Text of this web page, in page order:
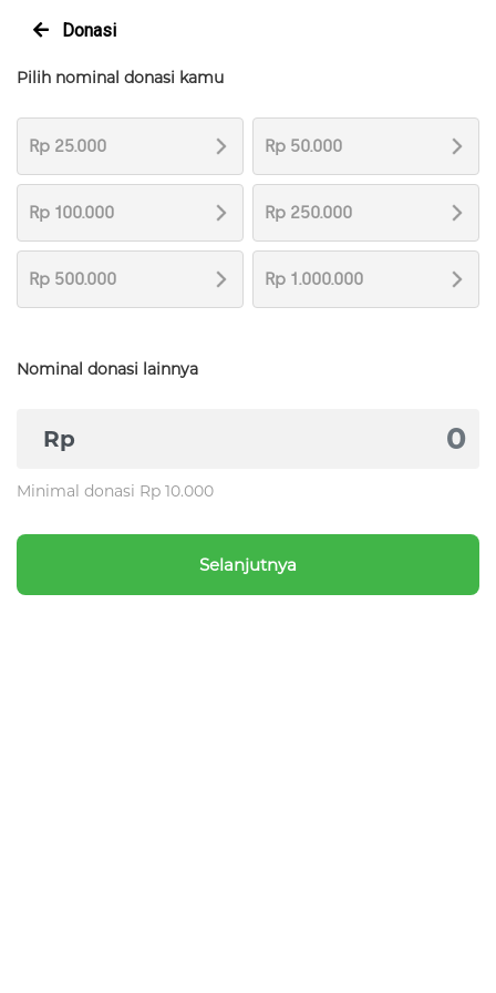
Donasi
Pilih nominal donasi kamu
Rp 25.000 Rp 50.000
Rp 100.000 Rp 250.000
Rp 500.000 Rp 1.000.000
Nominal donasi lainnya
Rp
Minimal donasi Rp 10.000
Selanjutnya